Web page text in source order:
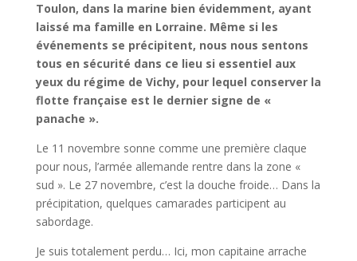
Toulon, dans la marine bien évidemment, ayant
laissé ma famille en Lorraine. Même si les
événements se précipitent, nous nous sentons
tous en sécurité dans ce lieu si essentiel aux
yeux du régime de Vichy, pour lequel conserver la
flotte française est le dernier signe de «
panache ».
Le 11 novembre sonne comme une première claque
pour nous, l’armée allemande rentre dans la zone «
sud ». Le 27 novembre, c’est la douche froide… Dans la
précipitation, quelques camarades participent au
sabordage.
Je suis totalement perdu… Ici, mon capitaine arrache